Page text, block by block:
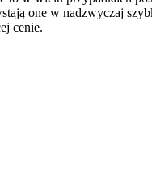
one w nadzwyczaj
cenie.